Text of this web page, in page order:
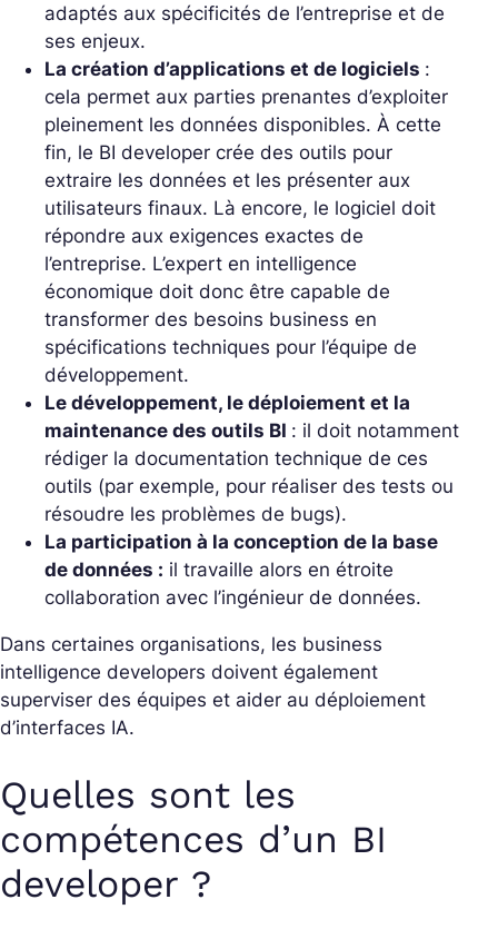
adaptés aux spécificités de l’entreprise et de
ses enjeux.
La création d’applications et de logiciels :
cela permet aux parties prenantes d’exploiter
pleinement les données disponibles. À cette
fin, le BI developer crée des outils pour
extraire les données et les présenter aux
utilisateurs finaux. Là encore, le logiciel doit
répondre aux exigences exactes de
l’entreprise. L’expert en intelligence
économique doit donc être capable de
transformer des besoins business en
spécifications techniques pour l’équipe de
développement.
Le développement, le déploiement et la
maintenance des outils BI : il doit notamment
rédiger la documentation technique de ces
outils (par exemple, pour réaliser des tests ou
résoudre les problèmes de bugs).
La participation à la conception de la base
de données : il travaille alors en étroite
collaboration avec l’ingénieur de données.
Dans certaines organisations, les business
intelligence developers doivent également
superviser des équipes et aider au déploiement
d’interfaces IA.
Quelles sont les
compétences d’un BI
developer ?